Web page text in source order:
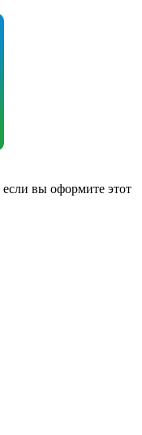
вы оформите этот